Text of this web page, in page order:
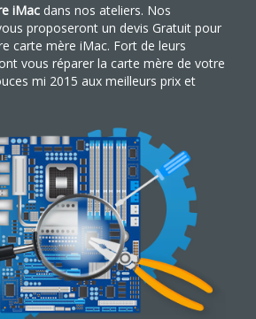
iMacdans nos ateliers. Nos
proposeront un devis Gratuit pour
carte mère iMac. Fort de leurs
vous réparer la carte mère de votre
mi 2015 aux meilleurs prix et